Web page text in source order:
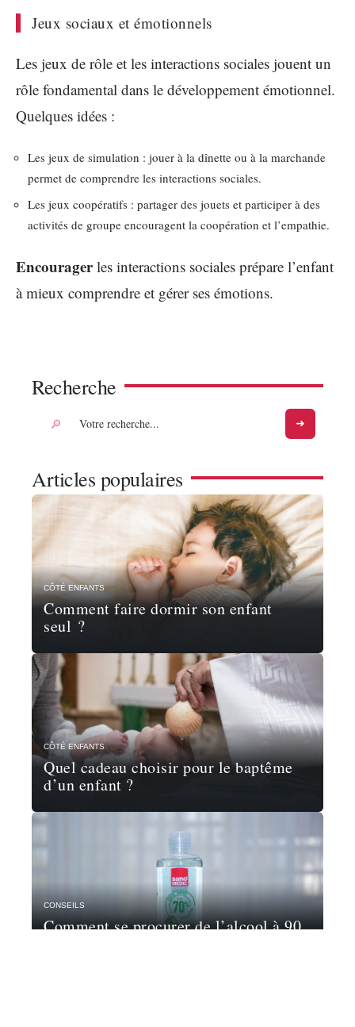
Jeux sociaux et émotionnels
Les jeux de rôle et les interactions sociales jouent un
rôle fondamental dans le développement émotionnel.
Quelques idées :
Les jeux de simulation : jouer à la dînette ou à la marchande
permet de comprendre les interactions sociales.
Les jeux coopératifs : partager des jouets et participer à des
activités de groupe encouragent la coopération et l’empathie.
Encouragerles interactions sociales prépare l’enfant
à mieux comprendre et gérer ses émotions.
Recherche
Articles populaires
CÔTÉ ENFANTS
Comment faire dormir son enfant
seul ?
CÔTÉ ENFANTS
Quel cadeau choisir pour le baptême
d’un enfant ?
CONSEILS
Comment se procurer de l’alcool à 90